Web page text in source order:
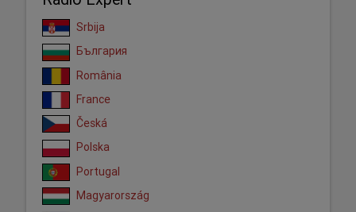
Srbija
България
România
France
Česká
Polska
Portugal
Magyarország